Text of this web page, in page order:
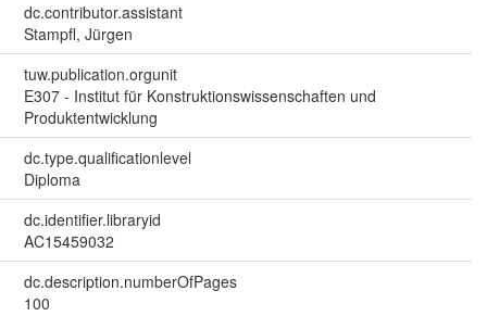
dc.contributor.assistant
Stampfl, Jürgen
tuw.publication.orgunit
E307 - Institut für Konstruktionswissenschaften und
Produktentwicklung
dc.type.qualificationlevel
Diploma
dc.identifier.libraryid
AC15459032
dc.description.numberOfPages
100